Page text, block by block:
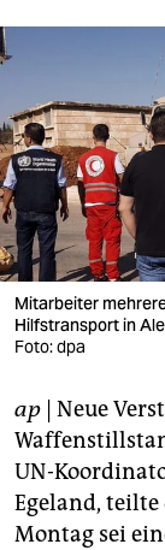
sport
berlin
nord
wahrheit
verlag
verlag
shop
fragen & hilfe
unterstützen
Mitarbeiter
Hilfstransport in
Foto: dpa
ap | Neue
UN-
Egeland,
Montag sei